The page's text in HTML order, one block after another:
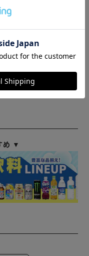
容等予告なく変更す
さい。
認及び商品のお届け
いた場合、キャンセ
おります。
します。
ススメ商品です。
め ▼